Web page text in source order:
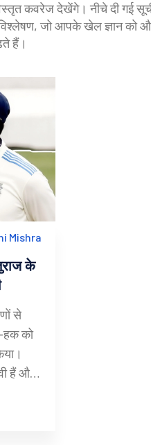
कवरेज देखेंगे। नीचे दी गई सूची
जो आपके खेल ज्ञान को
हैं।
Mishra
के
से
हक को
हैं और
कदम